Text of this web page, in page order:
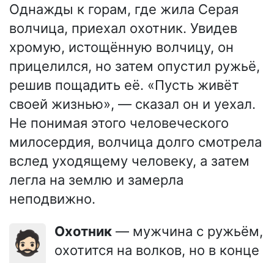
Однажды к горам, где жила Серая
волчица, приехал охотник. Увидев
хромую, истощённую волчицу, он
прицелился, но затем опустил ружьё,
решив пощадить её. «Пусть живёт
своей жизнью», — сказал он и уехал.
Не понимая этого человеческого
милосердия, волчица долго смотрела
вслед уходящему человеку, а затем
легла на землю и замерла
неподвижно.
🧔🏻 Охотник — мужчина с ружьём,
охотится на волков, но в конце